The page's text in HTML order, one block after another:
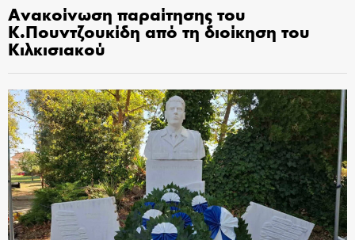
Ανακοίνωση παραίτησης του
Κ.Πουντζουκίδη από τη διοίκηση του
Κιλκισιακού